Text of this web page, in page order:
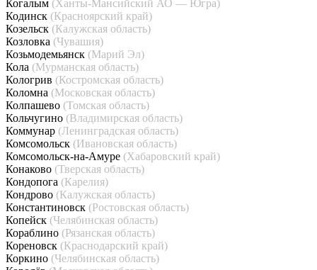
Когалым (Ханты-Мансийский АО — Югра)
Кодинск (Красноярский край)
Козельск (Калужская область)
Козловка (Чувашия)
Козьмодемьянск (Марий Эл)
Кола (Мурманская область)
Кологрив (Костромская область)
Коломна (Московская область)
Колпашево (Томская область)
Кольчугино (Владимирская область)
Коммунар (Ленинградская область)
Комсомольск (Ивановская область)
Комсомольск-на-Амуре (Хабаровский край)
Конаково (Тверская область)
Кондопога (Карелия)
Кондрово (Калужская область)
Константиновск (Ростовская область)
Копейск (Челябинская область)
Кораблино (Рязанская область)
Кореновск (Краснодарский край)
Коркино (Челябинская область)